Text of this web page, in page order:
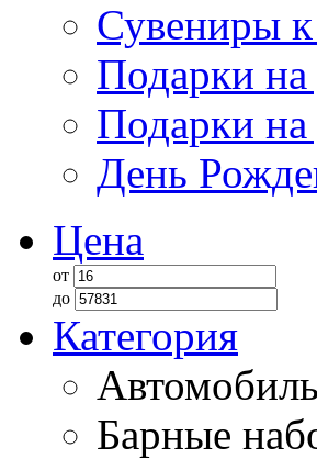
Сувениры
Подарки на
Подарки на
День
Цена
от
до
Категория
Барные